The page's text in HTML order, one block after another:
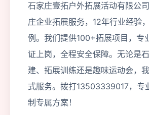
石家庄壹拓户外拓展活动有限公
庄企业拓展服务，12年行业经验
例。我们提供100+拓展项目，专
证上岗，全程安全保障。无论是
建、拓展训练还是趣味运动会，
式服务。拨打13503339017，专
制专属方案！